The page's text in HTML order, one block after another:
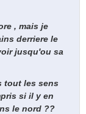
, mais je
derriere le
jusqu'ou sa
tout les sens
si il y en
le nord ??